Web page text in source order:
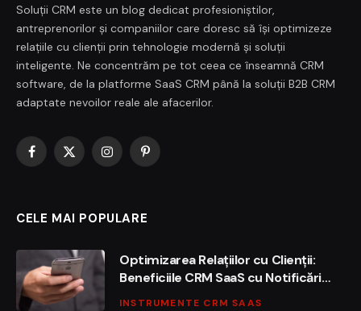
Soluții CRM este un blog dedicat profesioniștilor,
antreprenorilor și companiilor care doresc să își optimizeze
relațiile cu clienții prin tehnologie modernă și soluții
inteligente. Ne concentrăm pe tot ceea ce înseamnă CRM
software, de la platforme SaaS CRM până la soluții B2B CRM
adaptate nevoilor reale ale afacerilor.
Facebook
X
InstagramPinterest
CELE MAI POPULARE
Optimizarea Relațiilor cu Clienții:
Beneficiile CRM SaaS cu Notificări
Automate
INSTRUMENTE CRM SAAS